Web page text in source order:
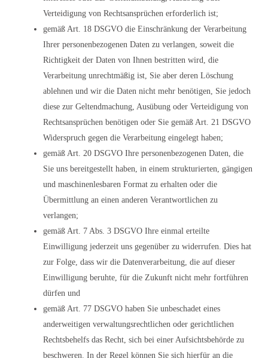
Verteidigung von Rechtsansprüchen erforderlich ist;
gemäß Art. 18 DSGVO die Einschränkung der Verarbeitung
Ihrer personenbezogenen Daten zu verlangen, soweit die
Richtigkeit der Daten von Ihnen bestritten wird, die
Verarbeitung unrechtmäßig ist, Sie aber deren Löschung
ablehnen und wir die Daten nicht mehr benötigen, Sie jedoch
diese zur Geltendmachung, Ausübung oder Verteidigung von
Rechtsansprüchen benötigen oder Sie gemäß Art. 21 DSGVO
Widerspruch gegen die Verarbeitung eingelegt haben;
gemäß Art. 20 DSGVO Ihre personenbezogenen Daten, die
Sie uns bereitgestellt haben, in einem strukturierten, gängigen
und maschinenlesbaren Format zu erhalten oder die
Übermittlung an einen anderen Verantwortlichen zu
verlangen;
gemäß Art. 7 Abs. 3 DSGVO Ihre einmal erteilte
Einwilligung jederzeit uns gegenüber zu widerrufen. Dies hat
zur Folge, dass wir die Datenverarbeitung, die auf dieser
Einwilligung beruhte, für die Zukunft nicht mehr fortführen
dürfen und
gemäß Art. 77 DSGVO haben Sie unbeschadet eines
anderweitigen verwaltungsrechtlichen oder gerichtlichen
Rechtsbehelfs das Recht, sich bei einer Aufsichtsbehörde zu
beschweren. In der Regel können Sie sich hierfür an die